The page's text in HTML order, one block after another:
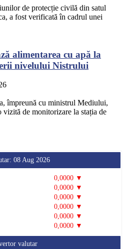
de protecție civilă din satul
a fost verificată în cadrul unei
alimentarea cu apă la
nivelului Nistrului
împreună cu ministrul Mediului,
vizită de monitorizare la stația de
08 Aug 2026
0,0000 ▼
0,0000 ▼
0,0000 ▼
0,0000 ▼
0,0000 ▼
0,0000 ▼
valutar